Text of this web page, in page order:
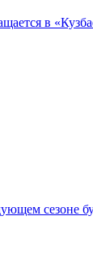
в
сезоне